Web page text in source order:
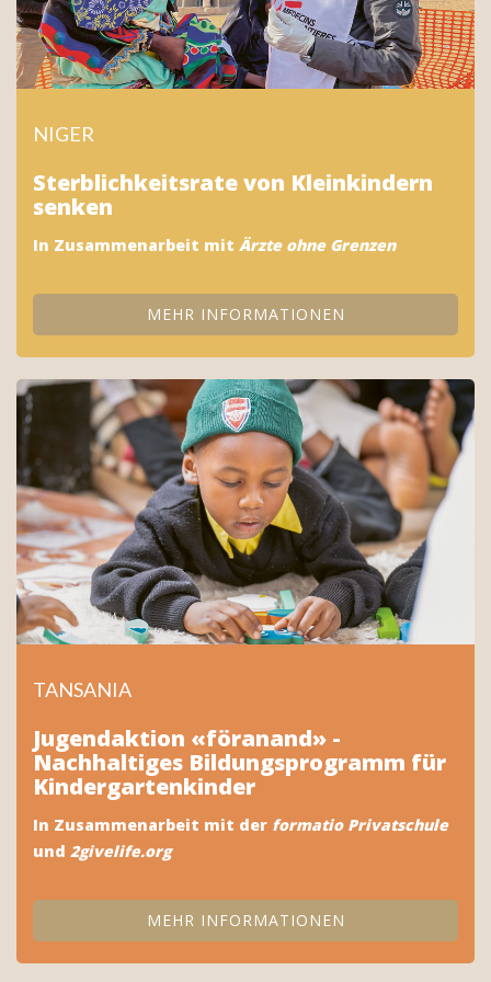
LAND
NIGER
Sterblichkeitsrate von Kleinkindern
senken
In Zusammenarbeit mit Ärzte ohne Grenzen
MEHR INFORMATIONEN
LAND
TANSANIA
Jugendaktion «föranand» -
Nachhaltiges Bildungsprogramm für
Kindergartenkinder
In Zusammenarbeit mit der formatio Privatschule
und 2givelife.org
MEHR INFORMATIONEN